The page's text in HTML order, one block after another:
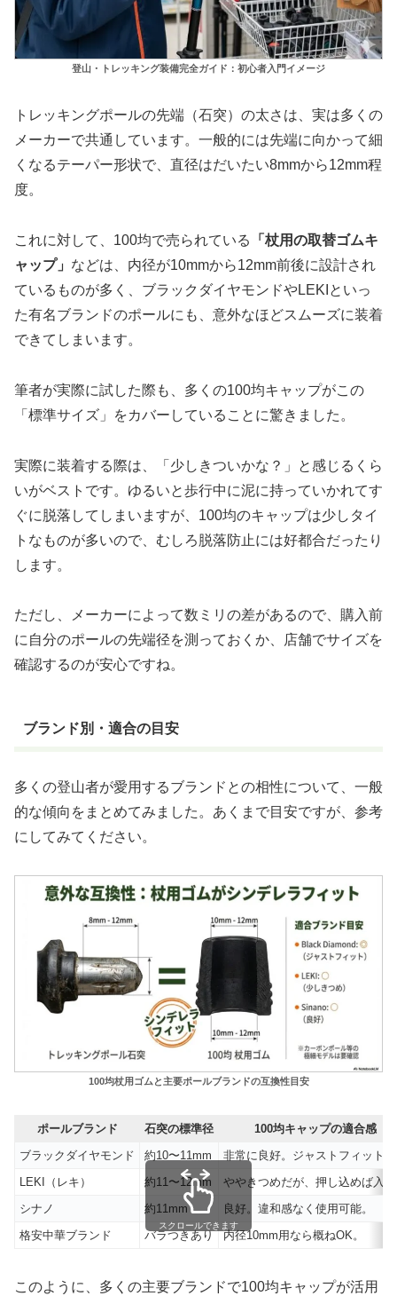
登山・トレッキング装備完全ガイド：初心者入門イメージ
トレッキングポールの先端（石突）の太さは、実は多くの
メーカーで共通しています。一般的には先端に向かって細
くなるテーパー形状で、直径はだいたい8mmから12mm程
度。
これに対して、100均で売られている
「杖用の取替ゴムキ
ャップ」 などは、内径が10mmから12mm前後に設計され
ているものが多く、ブラックダイヤモンドやLEKIといっ
た有名ブランドのポールにも、意外なほどスムーズに装着
できてしまいます。
筆者が実際に試した際も、多くの100均キャップがこの
「標準サイズ」をカバーしていることに驚きました。
実際に装着する際は、
「少しきついかな？」と感じるくら
いがベスト です。ゆるいと歩行中に泥に持っていかれてす
ぐに脱落してしまいますが、100均のキャップは少しタイ
トなものが多いので、むしろ脱落防止には好都合だったり
します。
ただし、メーカーによって数ミリの差があるので、購入前
に自分のポールの先端径を測っておくか、店舗でサイズを
確認するのが安心ですね。
ブランド別・適合の目安
多くの登山者が愛用するブランドとの相性について、一般
的な傾向をまとめてみました。あくまで目安ですが、参考
にしてみてください。
100均杖用ゴムと主要ポールブランドの互換性目安
ポールブランド 石突の標準径
100均キャップの適合感
ブラックダイヤモンド
約10〜11mm
非常に良好。ジャストフィット。
LEKI（レキ）
約11〜12mm
ややきつめだが、押し込めば入
シナノ
約11mm
良好。違和感なく使用可能。
格安中華ブランド
バラつきあり 内径10mm用なら概ねOK。
スクロールできます
このように、多くの主要ブランドで100均キャップが活用